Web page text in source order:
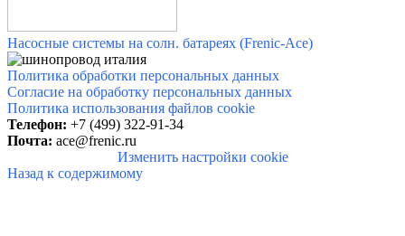
Насосные системы на солн. батареях (Frenic-Ace)
Политика обработки персональных данных
Согласие на обработку персональных данных
Политика использования файлов cookie
Телефон: +7 (499) 322-91-34
Почта: ace@frenic.ru
Изменить настройки cookie
Назад к содержимому